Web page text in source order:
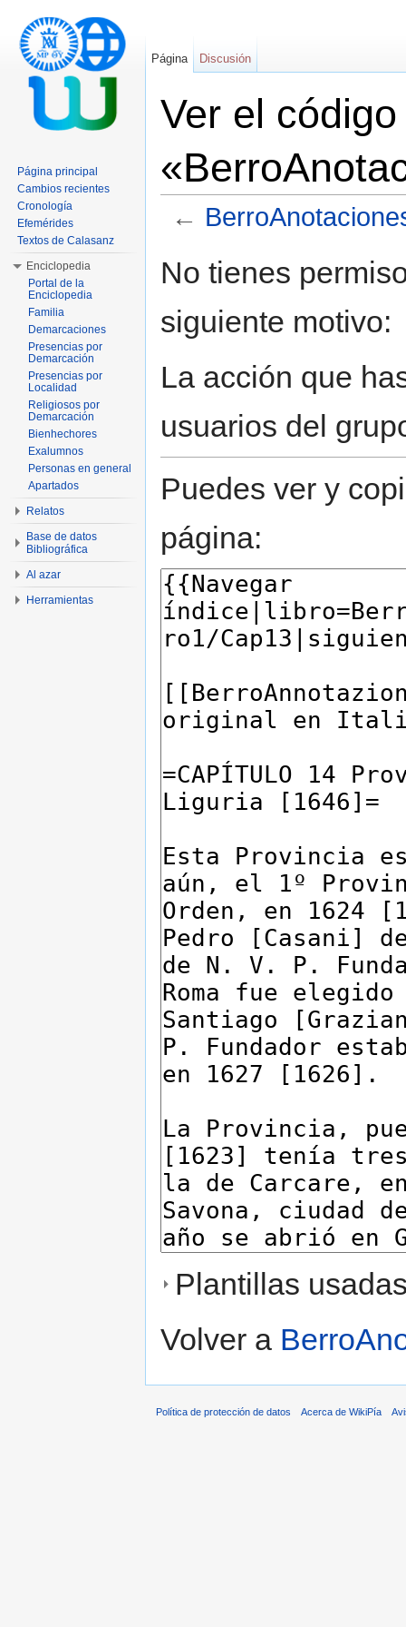
Ver el
←
No tienes
siguiente motivo:
La acción que
usuarios del
Puedes ver y
página:
Plantillas
Volver a
Página Discusión
Página principal
Cambios recientes
Cronología
Efemérides
Textos de Calasanz
Enciclopedia
Portal de la
Enciclopedia
Familia
Demarcaciones
Presencias por
Demarcación
Presencias por
Localidad
Religiosos por
Demarcación
Bienhechores
Exalumnos
Personas en general
Apartados
Relatos
Base de datos
Bibliográfica
Al azar
Herramientas
Política de protección de datos Acerca de WikiPía